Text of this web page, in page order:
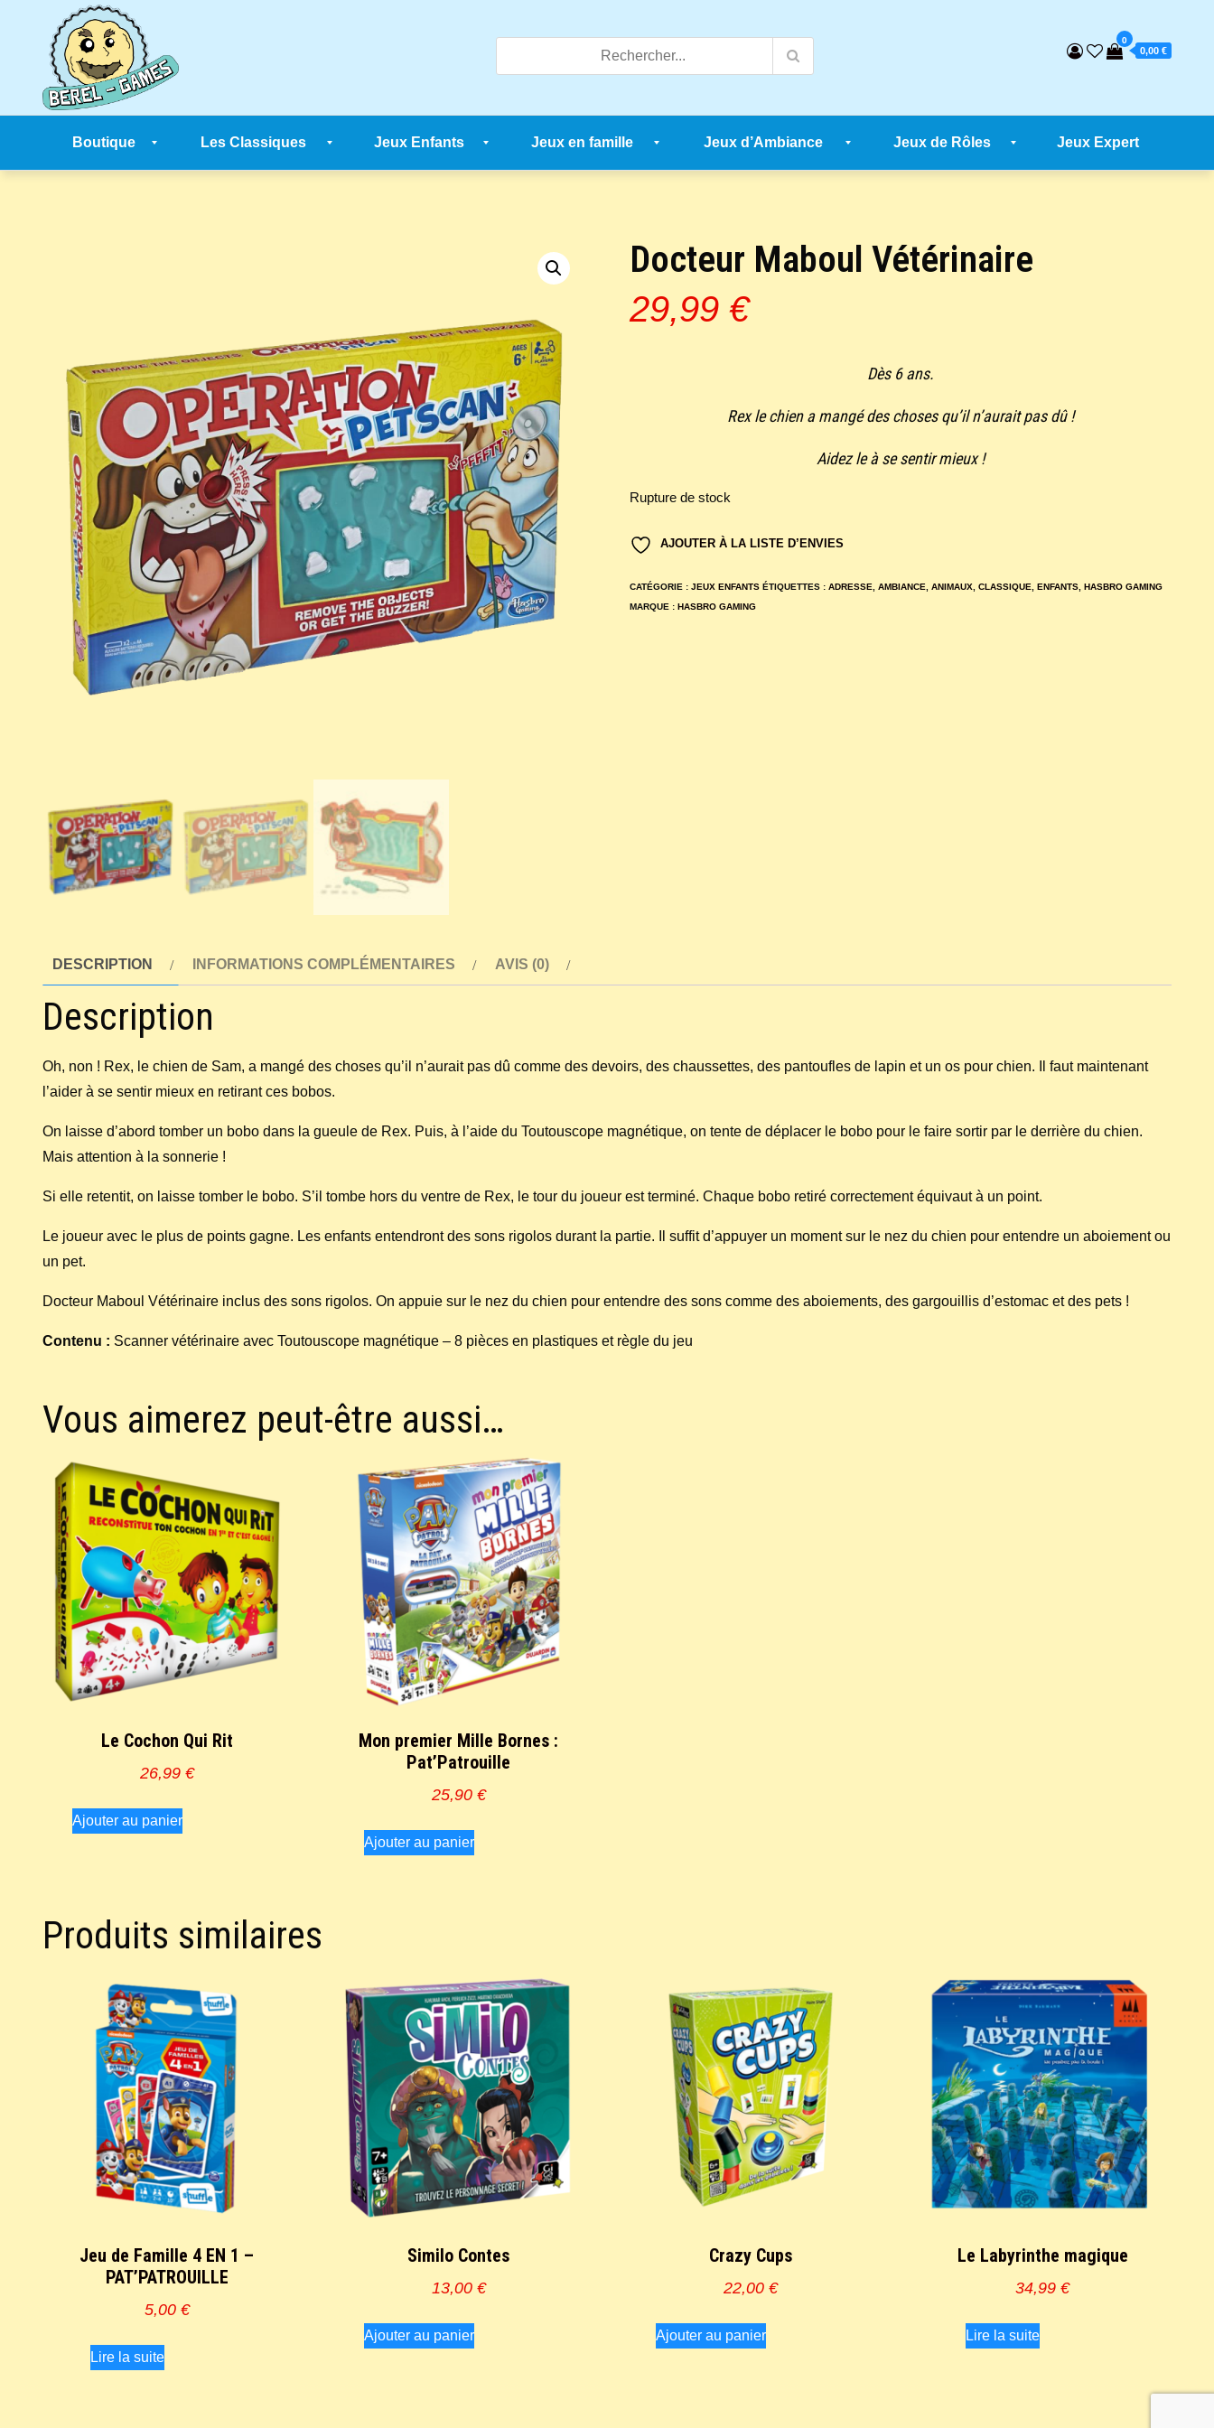
0
0,00 €
Boutique Les Classiques Jeux Enfants Jeux en famille Jeux d’Ambiance Jeux de Rôles Jeux Expert
Docteur Maboul Vétérinaire
29,99 €
Dès 6 ans.
Rex le chien a mangé des choses qu’il n’aurait pas dû !
Aidez le à se sentir mieux !
Rupture de stock
AJOUTER À LA LISTE D’ENVIES
CATÉGORIE : JEUX ENFANTS ÉTIQUETTES : ADRESSE AMBIANCE ANIMAUX CLASSIQUE ENFANTS HASBRO GAMING
MARQUE : HASBRO GAMING
DESCRIPTION INFORMATIONS COMPLÉMENTAIRES AVIS (0)
Description
Oh, non ! Rex, le chien de Sam, a mangé des choses qu’il n’aurait pas dû comme des devoirs, des chaussettes, des pantoufles de lapin et un os pour chien. Il faut maintenant
l’aider à se sentir mieux en retirant ces bobos.
On laisse d’abord tomber un bobo dans la gueule de Rex. Puis, à l’aide du Toutouscope magnétique, on tente de déplacer le bobo pour le faire sortir par le derrière du chien.
Mais attention à la sonnerie !
Si elle retentit, on laisse tomber le bobo. S’il tombe hors du ventre de Rex, le tour du joueur est terminé. Chaque bobo retiré correctement équivaut à un point.
Le joueur avec le plus de points gagne. Les enfants entendront des sons rigolos durant la partie. Il suffit d’appuyer un moment sur le nez du chien pour entendre un aboiement ou
un pet.
Docteur Maboul Vétérinaire inclus des sons rigolos. On appuie sur le nez du chien pour entendre des sons comme des aboiements, des gargouillis d’estomac et des pets !
Contenu : Scanner vétérinaire avec Toutouscope magnétique – 8 pièces en plastiques et règle du jeu
Vous aimerez peut-être aussi…
Le Cochon Qui Rit
26,99 €
Ajouter au panier
Mon premier Mille Bornes :
Pat’Patrouille
25,90 €
Ajouter au panier
Produits similaires
Jeu de Famille 4 EN 1 –
PAT’PATROUILLE
5,00 €
Lire la suite
Similo Contes
13,00 €
Ajouter au panier
Crazy Cups
22,00€
Ajouter au panier
Le Labyrinthe magique
34,99€
Lire la suite